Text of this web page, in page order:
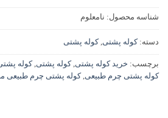
شناسه محصول: نامعلوم
دسته:کوله پشتی,کوله پشتی
برچسب: خرید کوله پشتی,کوله پشتی,کوله
کوله پشتی چرم طبیعی,کوله پشتی چرم طبیعی